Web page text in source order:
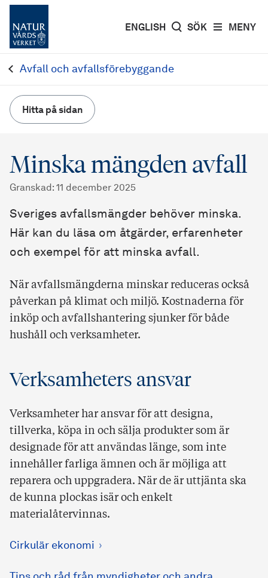
MENY
ENGLISH SÖK
Avfall och avfallsförebyggande
Hitta på sidan
Minska mängden avfall
Granskad : 11 december 2025
Sveriges avfallsmängder behöver minska.
Här kan du läsa om åtgärder, erfarenheter
och exempel för att minska avfall.
När avfallsmängderna minskar reduceras också
påverkan på klimat och miljö. Kostnaderna för
inköp och avfallshantering sjunker för både
hushåll och verksamheter.
Verksamheters ansvar
Verksamheter har ansvar för att designa,
tillverka, köpa in och sälja produkter som är
designade för att användas länge, som inte
innehåller farliga ämnen och är möjliga att
reparera och uppgradera. När de är uttjänta ska
de kunna plockas isär och enkelt
materialåtervinnas.
Cirkulär ekonomi